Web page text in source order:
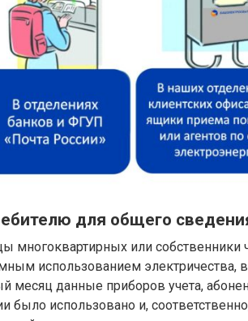
для общего
многоквартирных или собственники
использованием электричества,
месяц данные приборов учета,
было использовано и,